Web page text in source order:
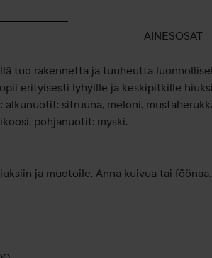
AINESOSAT
tuo rakennetta ja tuuheutta
erityisesti lyhyille ja keskipitkille
alkunuotit: sitruuna, meloni,
pohjanuotit: myski.
ja muotoile. Anna kuivua tai föönaa.